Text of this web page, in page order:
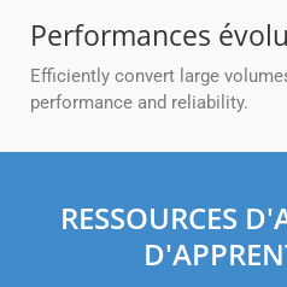
Performances
Efficiently convert large
performance and reliability.
RESSOURCES